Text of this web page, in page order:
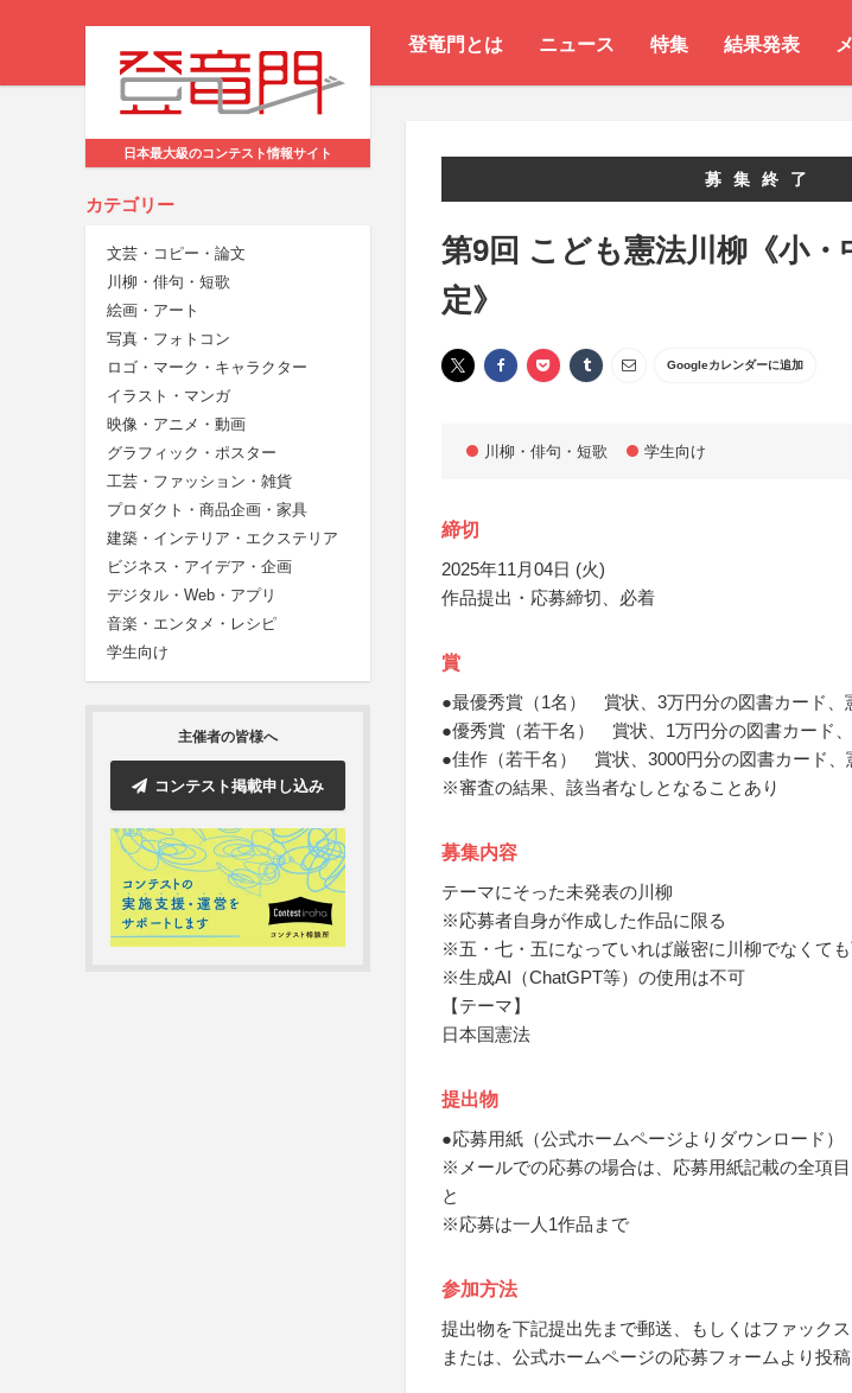
登竜門とは ニュース 特集 結果発表
日本最大級のコンテスト情報サイト
カテゴリー
文芸・コピー・論文
川柳・俳句・短歌
絵画・アート
写真・フォトコン
ロゴ・マーク・キャラクター
イラスト・マンガ
映像・アニメ・動画
グラフィック・ポスター
工芸・ファッション・雑貨
プロダクト・商品企画・家具
建築・インテリア・エクステリア
ビジネス・アイデア・企画
デジタル・Web・アプリ
音楽・エンタメ・レシピ
学生向け
主催者の皆様へ
コンテスト掲載申し込み
募集終了
第9回 こども憲法川柳《小・
定》
Googleカレンダーに追加
川柳・俳句・短歌 学生向け
締切
2025年11月04日 (火)
作品提出・応募締切、必着
賞
●最優秀賞（1名） 賞状、3万円分の図書カード、
●優秀賞（若干名） 賞状、1万円分の図書カード
●佳作（若干名） 賞状、3000円分の図書カード、
※審査の結果、該当者なしとなることあり
募集内容
テーマにそった未発表の川柳
※応募者自身が作成した作品に限る
※五・七・五になっていれば厳密に川柳でなくて
※生成AI（ChatGPT等）の使用は不可
【テーマ】
日本国憲法
提出物
●応募用紙（公式ホームページよりダウンロード）
※メールでの応募の場合は、応募用紙記載の全項
と
※応募は一人1作品まで
参加方法
提出物を下記提出先まで郵送、もしくはファック
または、公式ホームページの応募フォームより投稿